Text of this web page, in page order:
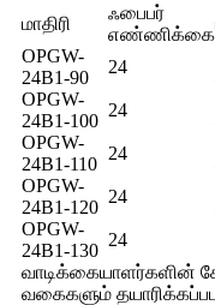
மாதிரி
ஃபைபர்
எண்ணிக்கை
OPGW-
24B1-90
24
OPGW-
24B1-100
24
OPGW-
24B1-110
24
OPGW-
24B1-120
24
OPGW-
24B1-130
24
வாடிக்கையாளர்களின்
வகைகளும்